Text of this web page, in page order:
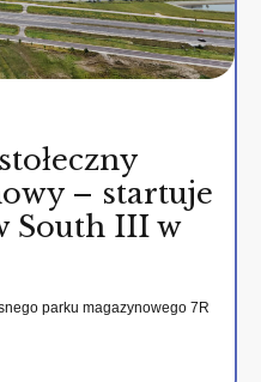
– startuje
South III w
parku magazynowego 7R